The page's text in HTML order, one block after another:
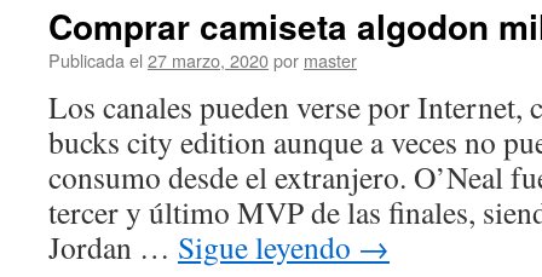
Comprar camiseta algodon
Publicada el 27 marzo, 2020por master
Los canales pueden verse por Internet,
bucks city edition aunque a veces no
consumo desde el extranjero. O’Neal
tercer y último MVP de las finales,
Jordan … Sigue leyendo →